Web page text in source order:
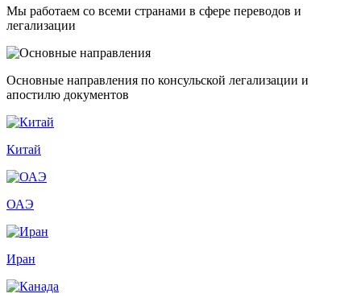
Мы работаем со всеми странами в сфере переводов и
легализации
Основные направления по консульской легализации и
апостилю документов
Китай
ОАЭ
Иран